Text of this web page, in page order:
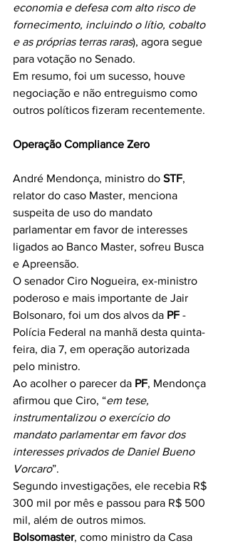
economia e defesa com alto risco de
fornecimento, incluindo o lítio, cobalto
e as próprias terras raras), agora segue
para votação no Senado.
Em resumo, foi um sucesso, houve
negociação e não entreguismo como
outros políticos fizeram recentemente.
Operação Compliance Zero
André Mendonça, ministro do STF,
relator do caso Master, menciona
suspeita de uso do mandato
parlamentar em favor de interesses
ligados ao Banco Master, sofreu Busca
e Apreensão.
O senador Ciro Nogueira, ex-ministro
poderoso e mais importante de Jair
Bolsonaro, foi um dos alvos da PF -
Polícia Federal na manhã desta quinta-
feira, dia 7, em operação autorizada
pelo ministro.
Ao acolher o parecer da PF, Mendonça
afirmou que Ciro, “em tese,
instrumentalizou o exercício do
mandato parlamentar em favor dos
interesses privados de Daniel Bueno
Vorcaro”.
Segundo investigações, ele recebia R$
300 mil por mês e passou para R$ 500
mil, além de outros mimos.
Bolsomaster, como ministro da Casa